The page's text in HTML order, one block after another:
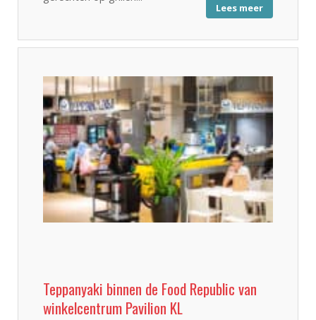
Lees meer
Teppanyaki binnen de Food Republic van
winkelcentrum Pavilion KL